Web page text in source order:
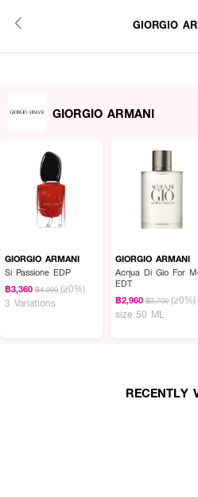
GIORGIO
GIORGIO ARMANI
GIORGIO ARMANI
Si Passione EDP
฿3,360 ฿4,200 (20%)
3 Variations
GIORGIO ARMANI
Acqua Di Gio For
EDT
฿2,960 ฿3,700 (20%)
size 50 ML
RECENTLY